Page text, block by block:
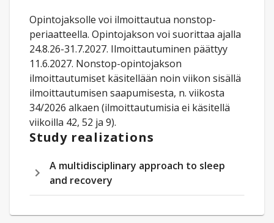
Opintojaksolle voi ilmoittautua nonstop-
periaatteella. Opintojakson voi suorittaa ajalla
24.8.26-31.7.2027. Ilmoittautuminen päättyy
11.6.2027. Nonstop-opintojakson
ilmoittautumiset käsitellään noin viikon sisällä
ilmoittautumisen saapumisesta, n. viikosta
34/2026 alkaen (ilmoittautumisia ei käsitellä
viikoilla 42, 52 ja 9).
Study realizations
A multidisciplinary approach to sleep
and recovery